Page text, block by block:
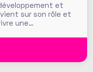
et
sur son rôle et
une
aussi et surtout
faites la